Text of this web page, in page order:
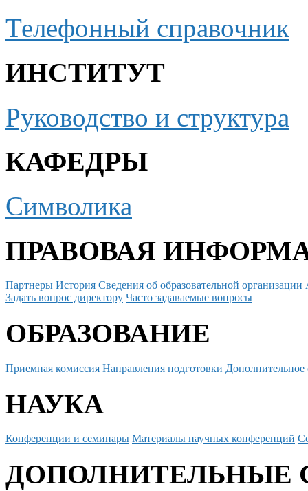
Телефонный справочник
ИНСТИТУТ
Руководство и структура
КАФЕДРЫ
Символика
ПРАВОВАЯ
Партнеры История Сведения об образовательной организации
Задать вопрос директору Часто задаваемые вопросы
ОБРАЗОВАНИЕ
Приемная комиссия Направления подготовки Дополнительное
НАУКА
Конференции и семинары Материалы научных конференций
ДОПОЛНИТЕЛЬНЫЕ